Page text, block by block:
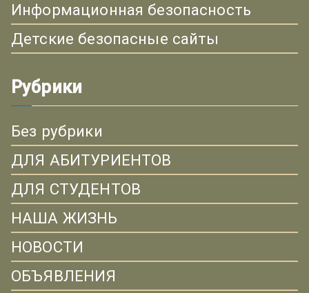
Информационная безопасность
Детские безопасные сайты
Рубрики
Без рубрики
ДЛЯ АБИТУРИЕНТОВ
ДЛЯ СТУДЕНТОВ
НАША ЖИЗНЬ
НОВОСТИ
ОБЪЯВЛЕНИЯ